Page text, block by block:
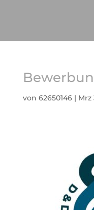
von 62650146| Mrz